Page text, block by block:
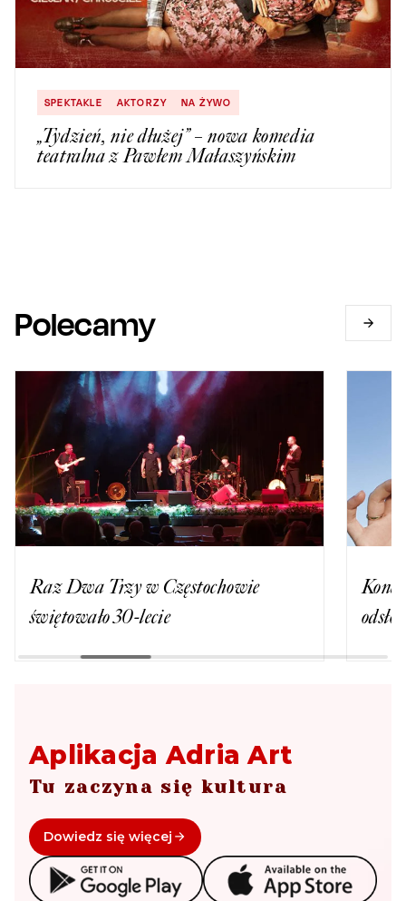
SPEKTAKLE AKTORZY NA ŻYWO
„Tydzień, nie dłużej” – nowa komedia
teatralna z Pawłem Małaszyńskim
Polecamy
Raz Dwa Trzy w Częstochowie
świętowało 30-lecie
Aplikacja Adria Art
Tu zaczyna się kultura
Dowiedz się więcej